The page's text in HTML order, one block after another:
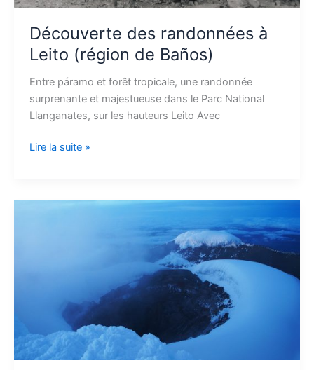
Découverte des randonnées à
Leito (région de Baños)
Entre páramo et forêt tropicale, une randonnée
surprenante et majestueuse dans le Parc National
Llanganates, sur les hauteurs Leito Avec
Lire la suite »
L’activité